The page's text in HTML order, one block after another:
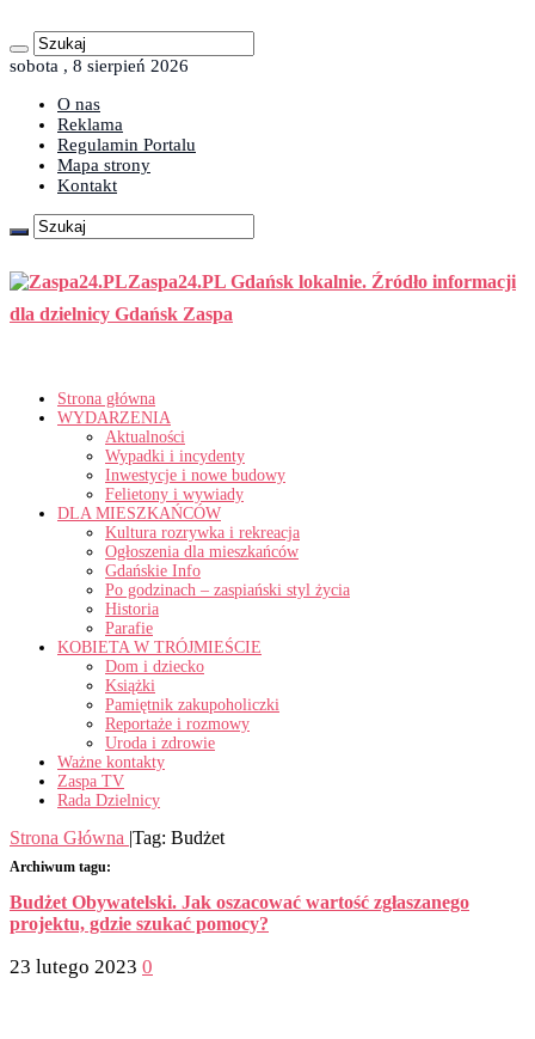
sobota , 8 sierpień 2026
O nas
Reklama
Regulamin Portalu
Mapa strony
Kontakt
Zaspa24.PL Gdańsk lokalnie. Źródło informacji
dla dzielnicy Gdańsk Zaspa
Strona główna
WYDARZENIA
Aktualności
Wypadki i incydenty
Inwestycje i nowe budowy
Felietony i wywiady
DLA MIESZKAŃCÓW
Kultura rozrywka i rekreacja
Ogłoszenia dla mieszkańców
Gdańskie Info
Po godzinach – zaspiański styl życia
Historia
Parafie
KOBIETA W TRÓJMIEŚCIE
Dom i dziecko
Książki
Pamiętnik zakupoholiczki
Reportaże i rozmowy
Uroda i zdrowie
Ważne kontakty
Zaspa TV
Rada Dzielnicy
Strona Główna |Tag: Budżet
Archiwum tagu:
Budżet Obywatelski. Jak oszacować wartość zgłaszanego
projektu, gdzie szukać pomocy?
23 lutego 2023 0